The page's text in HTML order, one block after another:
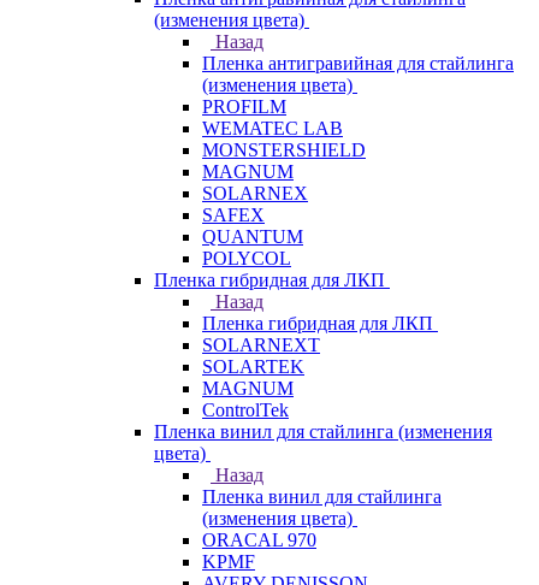
(изменения цвета)
Назад
Пленка антигравийная для стайлинга
(изменения цвета)
PROFILM
WEMATEC LAB
MONSTERSHIELD
MAGNUM
SOLARNEX
SAFEX
QUANTUM
POLYCOL
Пленка гибридная для ЛКП
Назад
Пленка гибридная для ЛКП
SOLARNEXT
SOLARTEK
MAGNUM
ControlTek
Пленка винил для стайлинга (изменения
цвета)
Назад
Пленка винил для стайлинга
(изменения цвета)
ORACAL 970
KPMF